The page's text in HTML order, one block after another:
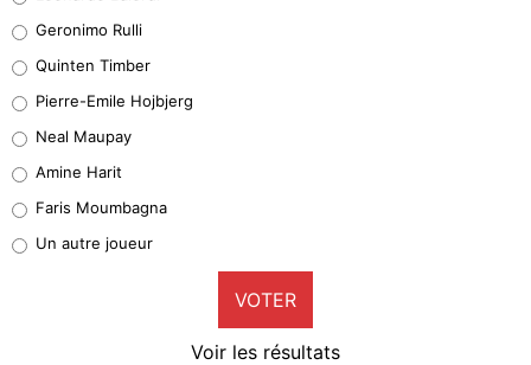
32%
5%
1%
9%
Geronimo Rulli
Quinten Timber
Pierre-Emile Hojbjerg
Neal Maupay
Amine Harit
Faris Moumbagna
Un autre joueur
VOTER
Voir les résultats